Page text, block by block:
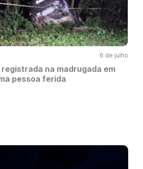
6 de julho
na madrugada em
pessoa ferida